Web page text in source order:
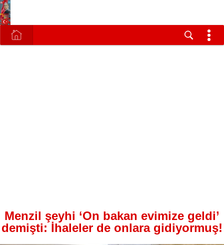
Menzil şeyhi ‘On bakan evimize geldi’
demişti: İhaleler de onlara gidiyormuş!